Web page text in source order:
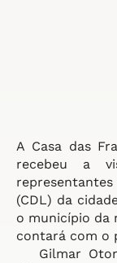
A Casa das
recebeu a
(CDL) da
o município da
contará com o
Gilmar